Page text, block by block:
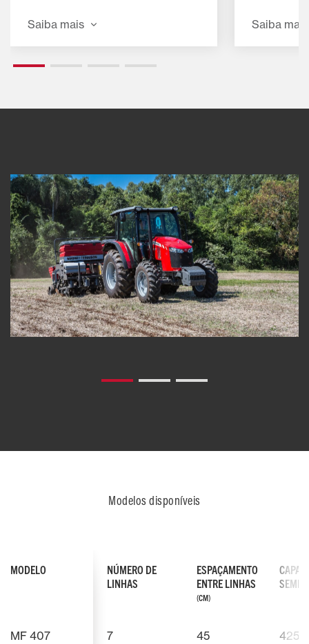
pelas condições do terreno. A
haste garante o desempenho
ideal até nas mais adversas
para um solo plano. Com ajustes
fáceis, a MF 400 pode ser
adaptada a qualquer situação de
plantio.
Saiba mais
quatro
Saiba mais
Modelos disponíveis
NÚMERO DE
LINHAS
ESPAÇAMENTO
ENTRE LINHAS
(CM)
7 45 425
MODELO
MF 407